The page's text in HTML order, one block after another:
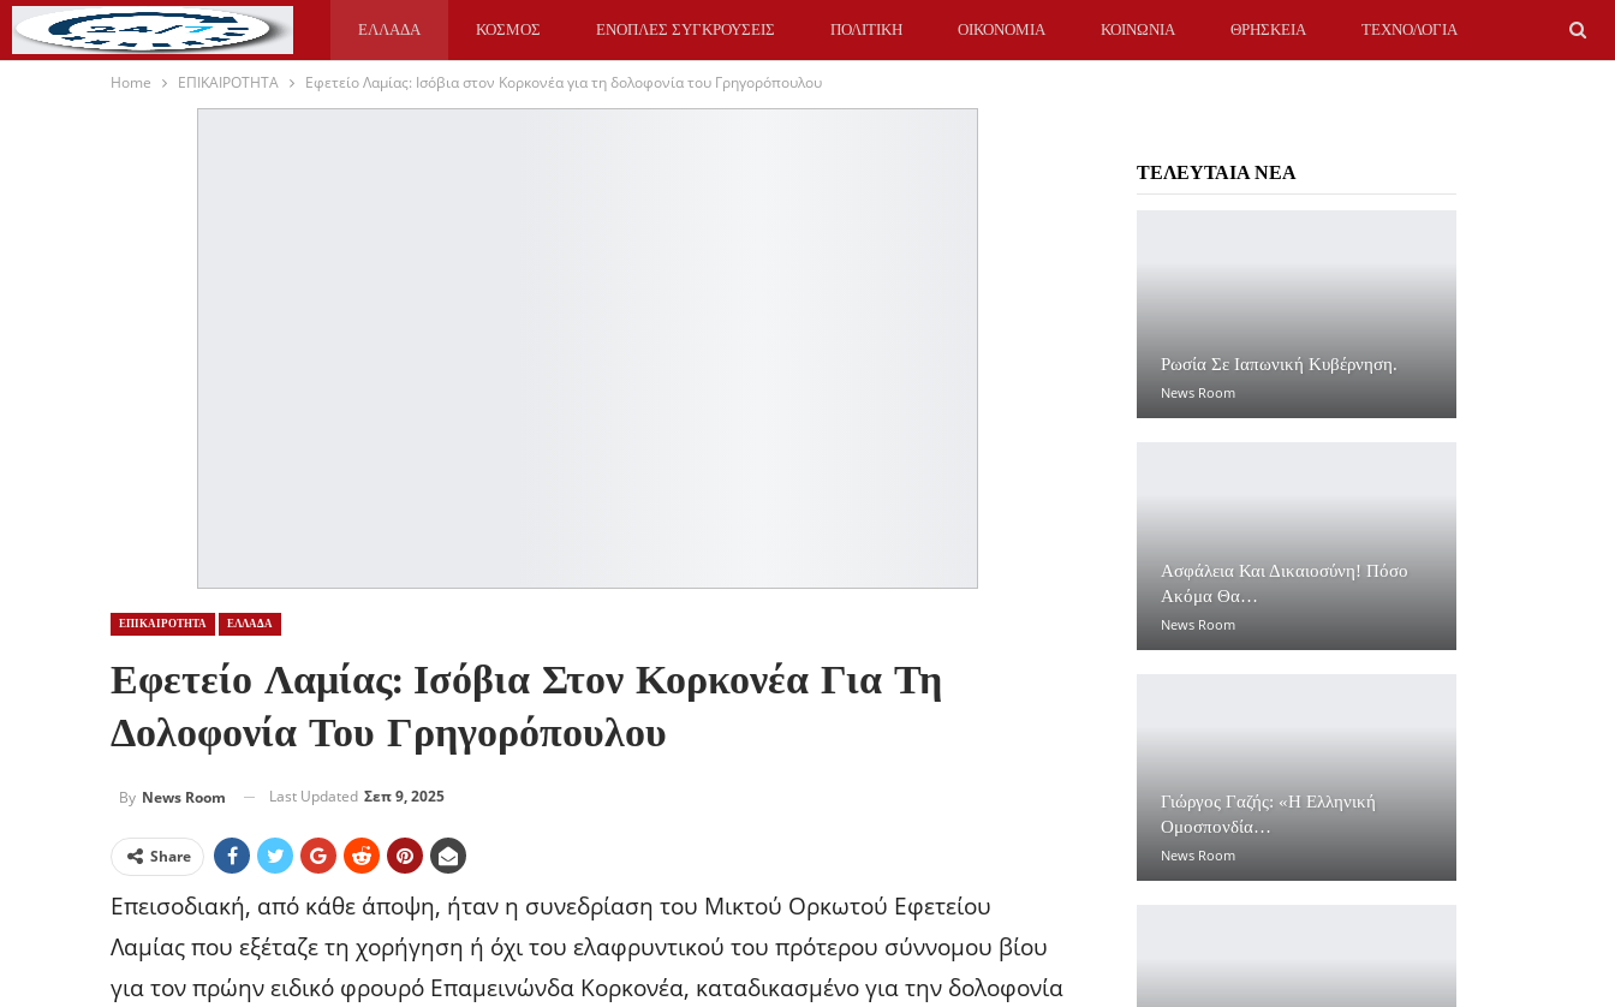
ΕΛΛΑΔΑ ΚΟΣΜΟΣ ΕΝΟΠΛΕΣ ΣΥΓΚΡΟΥΣΕΙΣ ΠΟΛΙΤΙΚΗ ΟΙΚΟΝΟΜΙΑ ΚΟΙΝΩΝΙΑ ΘΡΗΣΚΕΙΑ ΤΕΧΝΟΛΟΓΙΑ
ΥΓΕΙΑ ΑΘΛΗΤΙΚΑ
Home ΕΠΙΚΑΙΡΟΤΗΤΑ Εφετείο Λαμίας: Ισόβια στον Κορκονέα για τη δολοφονία του Γρηγορόπουλου
ΕΠΙΚΑΙΡΟΤΗΤΑ ΕΛΛΑΔΑ
Εφετείο Λαμίας: Ισόβια Στον Κορκονέα Για Τη
Δολοφονία Του Γρηγορόπουλου
By News Room Last Updated Σεπ 9, 2025
Share
Επεισοδιακή, από κάθε άποψη, ήταν η συνεδρίαση του Μικτού Ορκωτού Εφετείου
Λαμίας που εξέταζε τη χορήγηση ή όχι του ελαφρυντικού του πρότερου σύννομου βίου
για τον πρώην ειδικό φρουρό Επαμεινώνδα Κορκονέα, καταδικασμένο για την δολοφονία
ΤΕΛΕΥΤΑΙΑ ΝΕΑ
Ρωσία Σε Ιαπωνική Κυβέρνηση.
News Room
Ασφάλεια Και Δικαιοσύνη! Πόσο
Ακόμα Θα…
News Room
Γιώργος Γαζής: «Η Ελληνική
Ομοσπονδία…
News Room